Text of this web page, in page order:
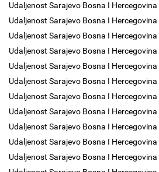
Udaljenost Sarajevo Bosna I Hercegovina
Udaljenost Sarajevo Bosna I
Udaljenost Sarajevo Bosna I
Udaljenost Sarajevo Bosna I
Udaljenost Sarajevo Bosna I Hercegovina
Udaljenost Sarajevo Bosna I Hercegovina
Udaljenost Sarajevo Bosna I Hercegovina
Udaljenost Sarajevo Bosna I Hercegovina
Udaljenost Sarajevo Bosna I
Udaljenost Sarajevo Bosna I
Udaljenost Sarajevo Bosna I Hercegovina